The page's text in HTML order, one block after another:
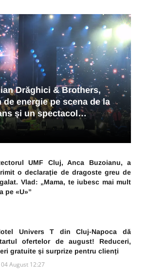
Drăghici & Brothers,
energie pe scena de la
și un spectacol…
UMF Cluj, Anca Buzoianu, a
o declarație de dragoste greu de
Vlad: „Mama, te iubesc mai mult
pe «U»”
Univers T din Cluj-Napoca dă
ofertelor de august! Reduceri,
gratuite și surprize pentru clienți
04 August 12:27